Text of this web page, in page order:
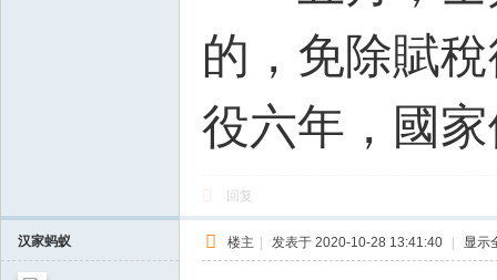
的，免除賦
役六年，國
回复
汉家蚂蚁 楼主 | 发表于 2020-10-28 13:41:40 | 显示